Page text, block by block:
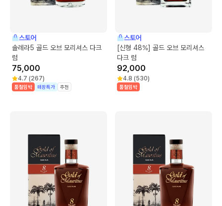
스토어
솔레라5 골드 오브 모리셔스 다크
럼
75,000
4.7 (267)
품절임박 매장특가 추천
스토어
[신형 48%] 골드 오브 모리셔스
다크 럼
92,000
4.8 (530)
품절임박